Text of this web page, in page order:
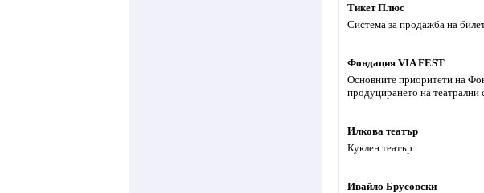
Тикет Плюс
Система за продажба на
Фондация VIA FEST
Основните приоритети на
продуцирането на театрални
Илкова театър
Куклен театър.
Ивайло Брусовски